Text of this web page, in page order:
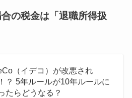
の税金は「退職所得扱
（イデコ）が改悪され
？ 5年ルールが10年ルールに
たらどうなる？